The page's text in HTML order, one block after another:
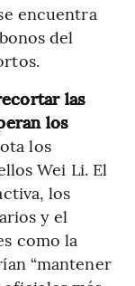
encuentra
del
las
los
los
Wei Li. El
los
y el
como la
“mantener